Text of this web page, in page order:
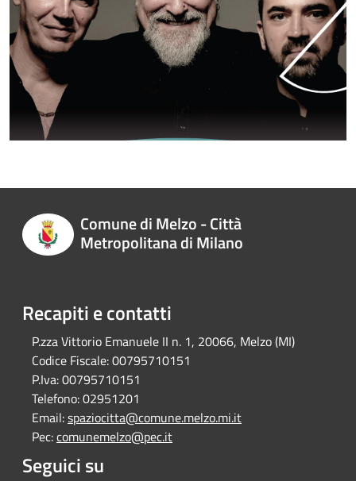
Comune di Melzo - Città
Metropolitana di Milano
Recapiti e contatti
P.zza Vittorio Emanuele II n. 1, 20066, Melzo (MI)
Codice Fiscale:00795710151
P.Iva:00795710151
Telefono:02951201
Email:spaziocitta@comune.melzo.mi.it
Pec:comunemelzo@pec.it
Seguici su